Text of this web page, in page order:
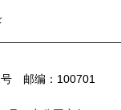
号 邮编：100701